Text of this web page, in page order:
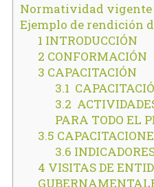
Normatividad vigente
Ejemplo de rendición
1 INTRODUCCIÓN
2 CONFORMACIÓN
3 CAPACITACIÓN
3.1
3.2
PARA TODO EL
3.5
3.6
4 VISITAS DE